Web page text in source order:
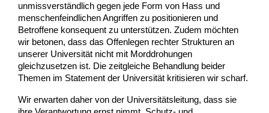
unmissverständlich gegen jede Form von Hass und
menschenfeindlichen Angriffen zu positionieren und
Betroffene konsequent zu unterstützen. Zudem möchten
wir betonen, dass das Offenlegen rechter Strukturen an
unserer Universität nicht mit Morddrohungen
gleichzusetzen ist. Die zeitgleiche Behandlung beider
Themen im Statement der Universität kritisieren wir scharf.
Wir erwarten daher von der Universitätsleitung, dass sie